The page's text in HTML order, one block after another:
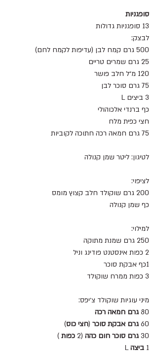
סופגניות
13 סופגניות גדולות
לבצק:
500 גרם קמח לבן (עדיפות לקמח לחם)
25 גרם שמרים טריים
120 מ״ל חלב פושר
75 גרם סוכר לבן
3 ביצים L
כף ברנדי אלכוהולי
חצי כפית מלח
75 גרם חמאה רכה חתוכה לקוביות
לטיגון: ליטר שמן קנולה
לציפוי:
200 גרם שוקולד חלב קצוץ מומס
כף שמן קנולה
למילוי:
250 גרם שמנת מתוקה
2 כפות אינסטנט פודינג וניל
1כף אבקת סוכר
3 כפות ממרח שוקולד
מיני עוגיות שוקולד צ׳יפס:
80 גרם חמאה רכה
60 גרם אבקת סוכר (חצי כוס)
30 גרם סוכר חום כהה (2 כפות )
1 ביצה L